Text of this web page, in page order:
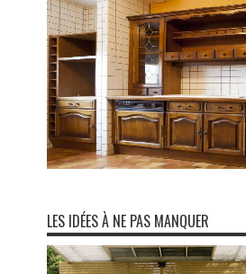
LES IDÉES À NE PAS MANQUER